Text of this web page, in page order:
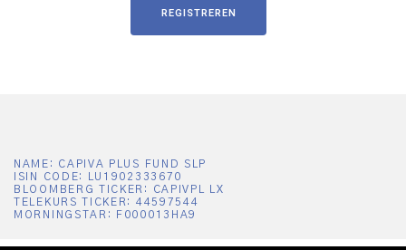
NAME: CAPIVA PLUS FUND SLP
ISIN CODE: LU1902333670
BLOOMBERG TICKER: CAPIVPL LX
TELEKURS TICKER: 44597544
MORNINGSTAR: F000013HA9